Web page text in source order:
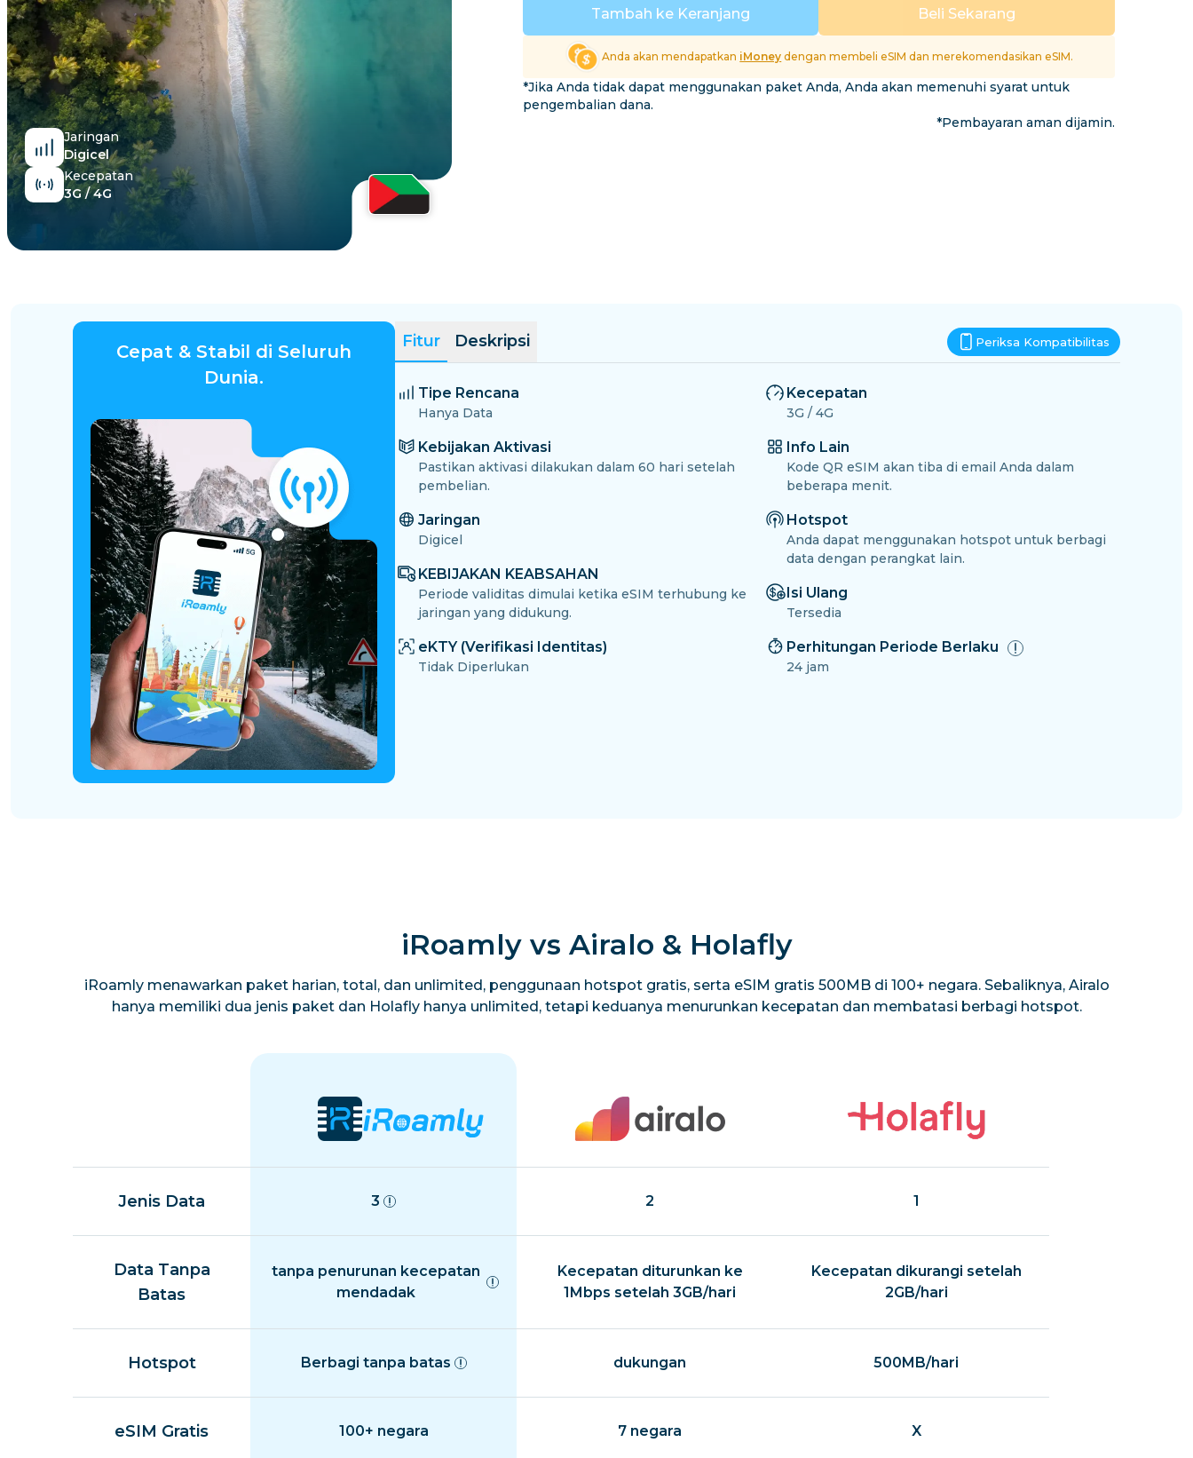
Jelajahi Semua Destinasi
Jaringan
Digicel
Kecepatan
3G / 4G
Tambah ke Keranjang Beli Sekarang
Anda akan mendapatkan iMoney dengan membeli eSIM dan merekomendasikan eSIM.
*Jika Anda tidak dapat menggunakan paket Anda, Anda akan memenuhi syarat untuk
pengembalian dana.
*Pembayaran aman dijamin.
Cepat & Stabil di Seluruh
Dunia.
Fitur Deskripsi Periksa Kompatibilitas
Tipe Rencana
Hanya Data
Kebijakan Aktivasi
Pastikan aktivasi dilakukan dalam 60 hari setelah
pembelian.
Jaringan
Digicel
KEBIJAKAN KEABSAHAN
Periode validitas dimulai ketika eSIM terhubung ke
jaringan yang didukung.
eKTY (Verifikasi Identitas)
Tidak Diperlukan
Kecepatan
3G / 4G
Info Lain
Kode QR eSIM akan tiba di email Anda dalam
beberapa menit.
Hotspot
Anda dapat menggunakan hotspot untuk berbagi
data dengan perangkat lain.
Isi Ulang
Tersedia
Perhitungan Periode Berlaku
24 jam
iRoamly vs Airalo & Holafly
iRoamly menawarkan paket harian, total, dan unlimited, penggunaan hotspot gratis, serta eSIM gratis 500MB di 100+ negara. Sebaliknya, Airalo
hanya memiliki dua jenis paket dan Holafly hanya unlimited, tetapi keduanya menurunkan kecepatan dan membatasi berbagi hotspot.
Jenis Data 3 2 1
Data Tanpa
Batas
tanpa penurunan kecepatan
mendadak
Kecepatan diturunkan ke
1Mbps setelah 3GB/hari
Kecepatan dikurangi setelah
2GB/hari
Hotspot Berbagi tanpa batas dukungan 500MB/hari
eSIM Gratis 100+ negara 7 negara X